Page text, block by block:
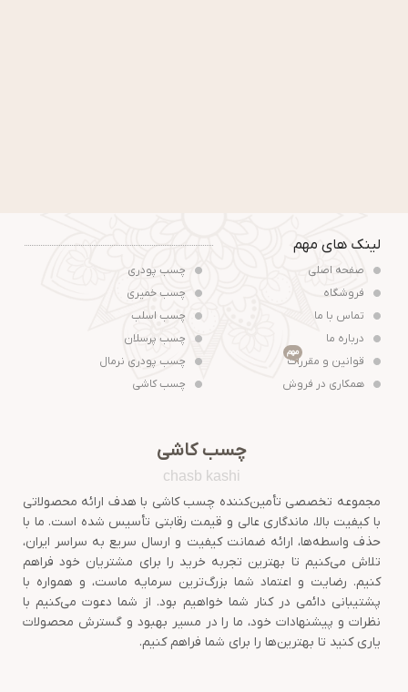
لینک های مهم
صفحه اصلی
فروشگاه
تماس با ما
درباره ما
قوانین و مقررات
مهم
همکاری در فروش
چسب پودری
چسب خمیری
چسب اسلب
چسب پرسلان
چسب پودری نرمال
چسب کاشی
چسب کاشی
chasb kashi
مجموعه تخصصی تأمین‌کننده چسب کاشی با هدف ارائه محصولاتی
با کیفیت بالا، ماندگاری عالی و قیمت رقابتی تأسیس شده است. ما با
حذف واسطه‌ها، ارائه ضمانت کیفیت و ارسال سریع به سراسر ایران،
تلاش می‌کنیم تا بهترین تجربه خرید را برای مشتریان خود فراهم
کنیم. رضایت و اعتماد شما بزرگ‌ترین سرمایه ماست، و همواره با
پشتیبانی دائمی در کنار شما خواهیم بود. از شما دعوت می‌کنیم با
نظرات و پیشنهادات خود، ما را در مسیر بهبود و گسترش محصولات
یاری کنید تا بهترین‌ها را برای شما فراهم کنیم.